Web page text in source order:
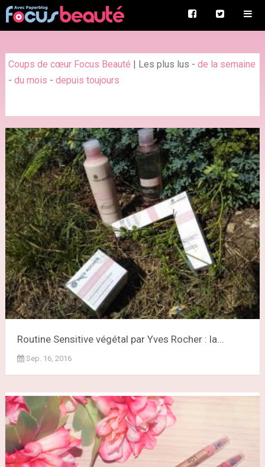
Coups de cœur Focus Beauté | Les plus lus - de la semaine
- du mois - depuis toujours
Routine Sensitive végétal par Yves Rocher : la...
Sep. 16, 2016